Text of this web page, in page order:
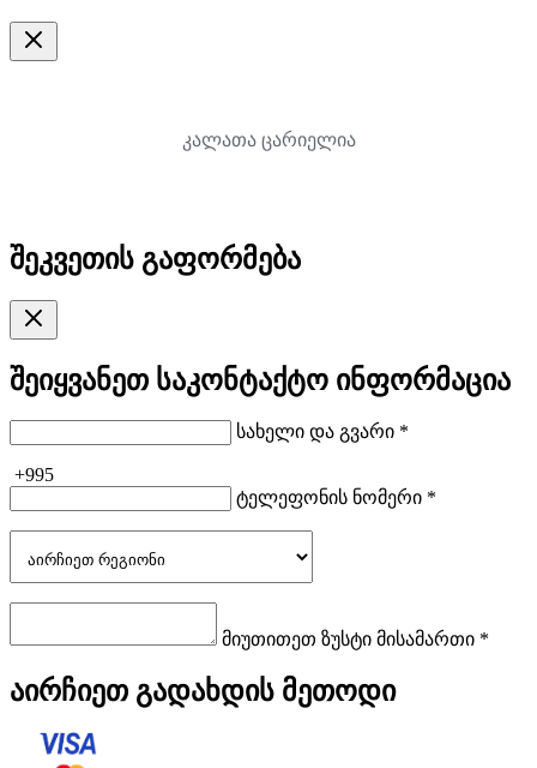
კალათა ცარიელია
შეკვეთის გაფორმება
შეიყვანეთ საკონტაქტო ინფორმაცია
სახელი და გვარი *
+995
ტელეფონის ნომერი *
მიუთითეთ ზუსტი მისამართი *
აირჩიეთ გადახდის მეთოდი